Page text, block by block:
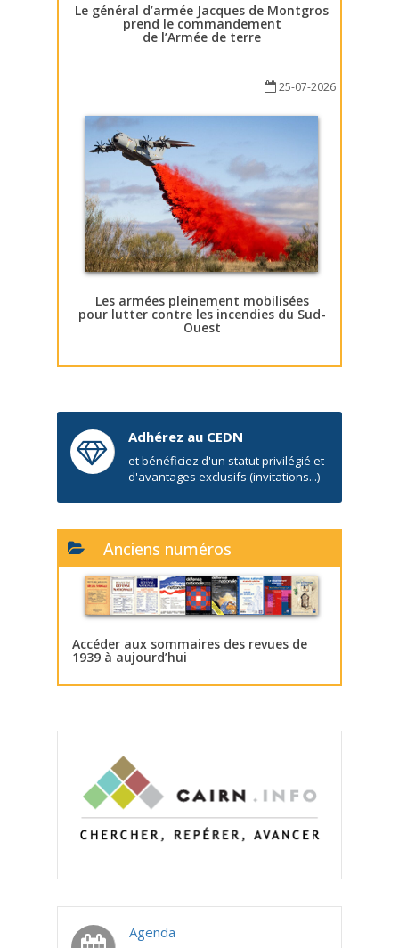
Le général d’armée Jacques de Montgros
prend le commandement
de l’Armée de terre
25-07-2026
Les armées pleinement mobilisées
pour lutter contre les incendies du Sud-
Ouest
Adhérez au CEDN
et bénéficiez d'un statut privilégié et
d'avantages exclusifs (invitations...)
Anciens numéros
Accéder aux sommaires des revues de
1939 à aujourd’hui
Agenda